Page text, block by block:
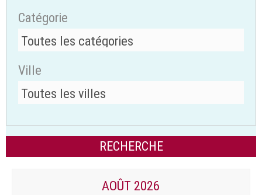
Catégorie
Ville
AOÛT 2026